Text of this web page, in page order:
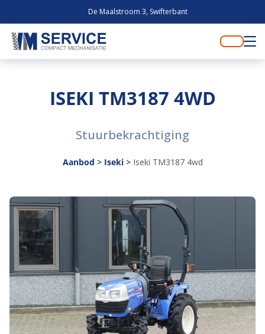
De Maalstroom 3, Swifterbant
ISEKI TM3187 4WD
Stuurbekrachtiging
Aanbod > Iseki> Iseki TM3187 4wd